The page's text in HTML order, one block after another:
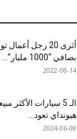
أثرى 20 رجل
بصافي “1000 مليار”...
2022-08-14
هيونداي تعود...
2024-06-08